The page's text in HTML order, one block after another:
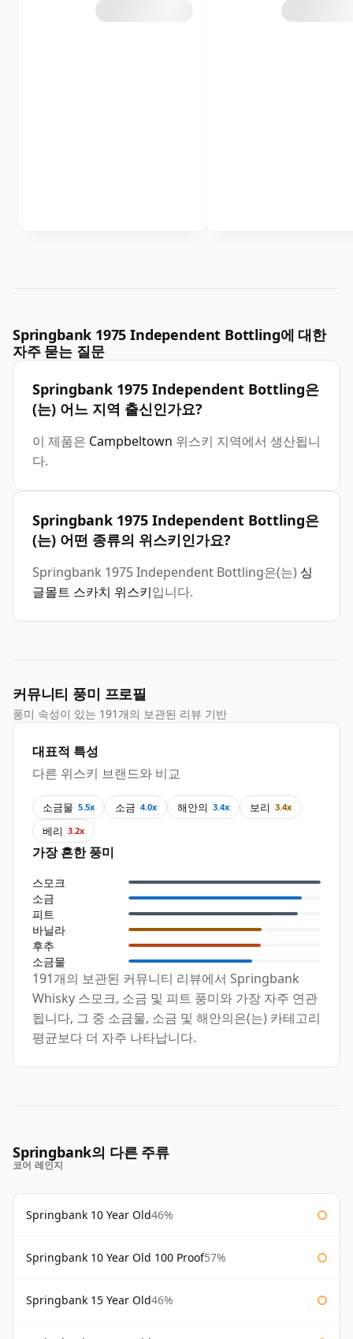
Springbank 1975 Independent Bottling에 대한
자주 묻는 질문
Springbank 1975 Independent Bottling은
(는) 어느 지역 출신인가요?
이 제품은 Campbeltown 위스키 지역에서 생산됩니
다.
Springbank 1975 Independent Bottling은
(는) 어떤 종류의 위스키인가요?
Springbank 1975 Independent Bottling은(는) 싱
글몰트 스카치 위스키입니다.
커뮤니티 풍미 프로필
풍미 속성이 있는 191개의 보관된 리뷰 기반
대표적 특성
다른 위스키 브랜드와 비교
소금물 5.5x 소금 4.0x 해안의 3.4x 보리 3.4x
베리 3.2x
가장 흔한 풍미
스모크
소금
피트
바닐라
후추
소금물
191개의 보관된 커뮤니티 리뷰에서 Springbank
Whisky 스모크, 소금 및 피트 풍미와 가장 자주 연관
됩니다, 그 중 소금물, 소금 및 해안의은(는) 카테고리
평균보다 더 자주 나타납니다.
Springbank의 다른 주류
코어 레인지
Springbank 10 Year Old46%
Springbank 10 Year Old 100 Proof57%
Springbank 15 Year Old46%